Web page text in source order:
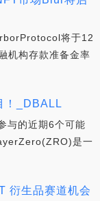
将于12
机构存款准备金率
！_DBALL
与的近期6个可能
是一
衍生品赛道机会